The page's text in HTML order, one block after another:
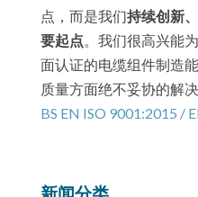
点，而是我们持续创新
要起点 。我们很高兴能
面认证的电缆组件制造
质量方面绝不妥协的解决
BS EN ISO 9001:2015 /